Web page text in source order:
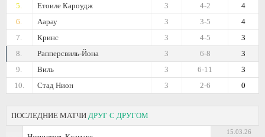
5.
Етоиле Кароудж 4
4-2
3
6.
Аарау 4
3-5
3
7.
Кринс 3
4-5
3
8.
Рапперсвиль-Йона 3
6-8
3
9.
Виль 3
6-11
3
10.
Стад Нион 0
2-6
3
ПОСЛЕДНИЕ МАТЧИ ДРУГ С ДРУГОМ
15.03.26